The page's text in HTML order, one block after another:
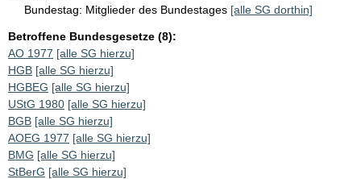
Bundestag: Mitglieder des Bundestages [alle SG dorthin]
Betroffene Bundesgesetze (8):
AO 1977 [alle SG hierzu]
HGB [alle SG hierzu]
HGBEG [alle SG hierzu]
UStG 1980 [alle SG hierzu]
BGB [alle SG hierzu]
AOEG 1977 [alle SG hierzu]
BMG [alle SG hierzu]
StBerG [alle SG hierzu]